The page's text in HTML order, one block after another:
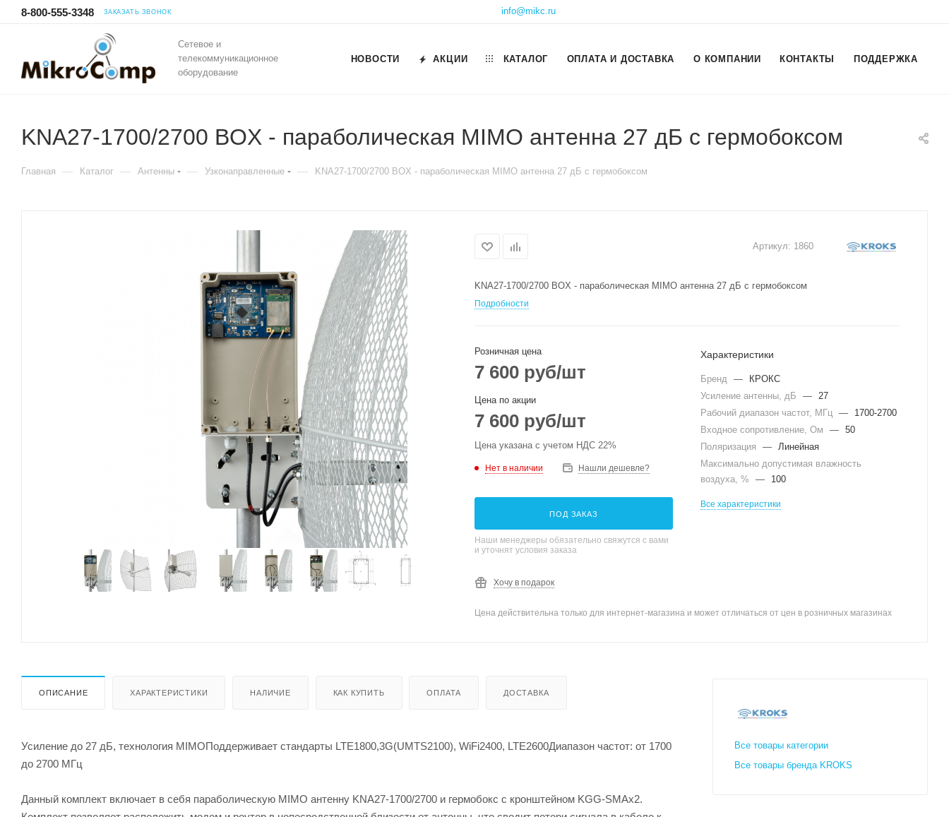
8-800-555-3348 ЗАКАЗАТЬ ЗВОНОК info@mikc.ru
Сетевое и
телекоммуникационное
оборудование
НОВОСТИ АКЦИИ КАТАЛОГ ОПЛАТА И ДОСТАВКА О КОМПАНИИ КОНТАКТЫ ПОДДЕРЖКА
KNA27-1700/2700 BOX - параболическая MIMO антенна 27 дБ с гермобоксом
Главная — Каталог — Антенны — Узконаправленные — KNA27-1700/2700 BOX - параболическая MIMO антенна 27 дБ с гермобоксом
Артикул: 1860
KNA27-1700/2700 BOX - параболическая MIMO антенна 27 дБ с гермобоксом
Подробности
Розничная цена
7 600 руб/шт
Цена по акции
7 600 руб/шт
Цена указана с учетом НДС 22%
Нет в наличии Нашли дешевле?
ПОД ЗАКАЗ
Наши менеджеры обязательно свяжутся с вами
и уточнят условия заказа
Хочу в подарок
Характеристики
Бренд —
КРОКС
Усиление антенны, дБ
— 27
Рабочий диапазон частот, МГц —
1700-2700
Входное сопротивление, Ом
— 50
Поляризация
— Линейная
Максимально допустимая влажность
воздуха, %
— 100
Все характеристики
Цена действительна только для интернет-магазина и может отличаться от цен в розничных магазинах
ОПИСАНИЕ ХАРАКТЕРИСТИКИ НАЛИЧИЕ КАК КУПИТЬ ОПЛАТА ДОСТАВКА
Усиление до 27 дБ, технология MIMOПоддерживает стандарты LTE1800,3G(UMTS2100), WiFi2400, LTE2600Диапазон частот: от 1700
до 2700 МГц
Данный комплект включает в себя параболическую MIMO антенну KNA27-1700/2700 и гермобокс с кронштейном KGG-SMAх2.
Все товары категории
Все товары бренда KROKS